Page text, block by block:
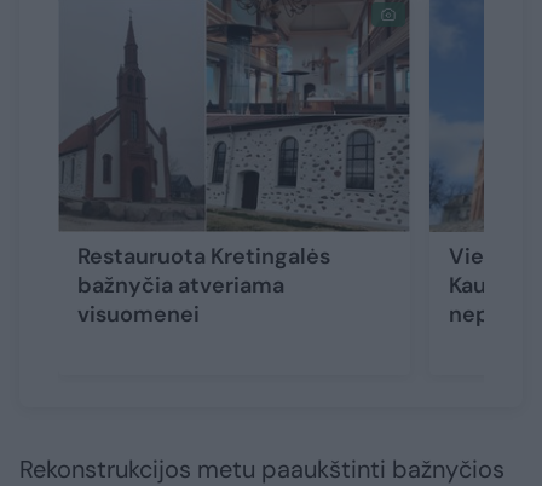
Restauruota Kretingalės
bažnyčia atveriama
visuomenei
Viena
Kauno
Rekonstrukcijos metu paaukštinti bažnyčios